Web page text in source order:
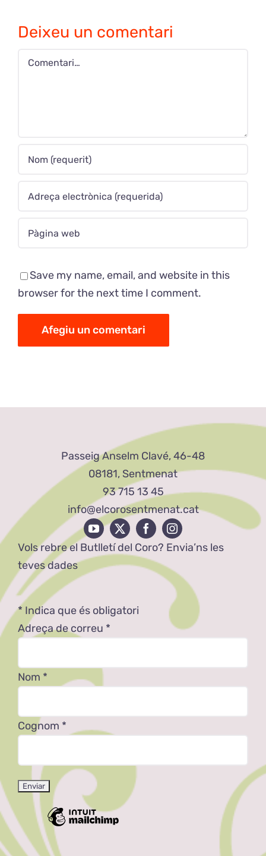
Deixeu un comentari
Comment
Save my name, email, and website in this
browser for the next time I comment.
Passeig Anselm Clavé, 46-48
08181, Sentmenat
93 715 13 45
info@elcorosentmenat.cat
Vols rebre el Butlletí del Coro? Envia’ns les
teves dades
* Indica que és obligatori
Adreça de correu *
Nom *
Cognom *